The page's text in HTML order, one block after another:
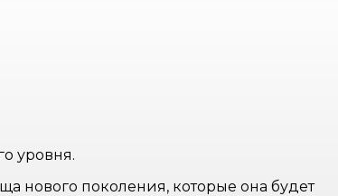
уровня.
нового поколения, которые она будет